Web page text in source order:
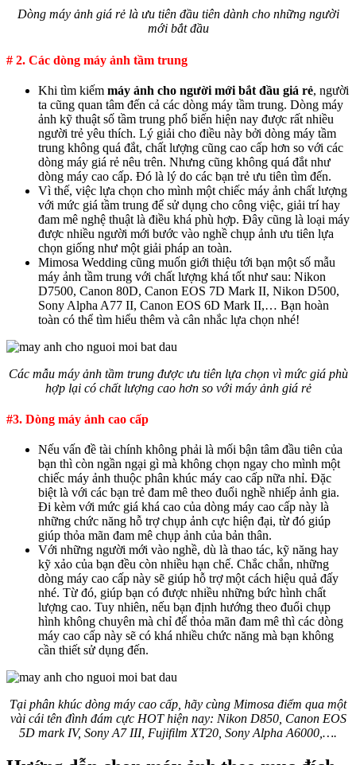
Dòng máy ảnh giá rẻ là ưu tiên đầu tiên dành cho những người
mới bắt đầu
# 2. Các dòng máy ảnh tầm trung
Khi tìm kiếm máy ảnh cho người mới bắt đầu giá rẻ, người
ta cũng quan tâm đến cả các dòng máy tầm trung. Dòng máy
ảnh kỹ thuật số tầm trung phổ biến hiện nay được rất nhiều
người trẻ yêu thích. Lý giải cho điều này bởi dòng máy tầm
trung không quá đắt, chất lượng cũng cao cấp hơn so với các
dòng máy giá rẻ nêu trên. Nhưng cũng không quá đắt như
dòng máy cao cấp. Đó là lý do các bạn trẻ ưu tiên tìm đến.
Vì thế, việc lựa chọn cho mình một chiếc máy ảnh chất lượng
với mức giá tầm trung để sử dụng cho công việc, giải trí hay
đam mê nghệ thuật là điều khá phù hợp. Đây cũng là loại máy
được nhiều người mới bước vào nghề chụp ảnh ưu tiên lựa
chọn giống như một giải pháp an toàn.
Mimosa Wedding cũng muốn giới thiệu tới bạn một số mẫu
máy ảnh tầm trung với chất lượng khá tốt như sau: Nikon
D7500, Canon 80D, Canon EOS 7D Mark II, Nikon D500,
Sony Alpha A77 II, Canon EOS 6D Mark II,… Bạn hoàn
toàn có thể tìm hiểu thêm và cân nhắc lựa chọn nhé!
Các mẫu máy ảnh tầm trung được ưu tiên lựa chọn vì mức giá phù
hợp lại có chất lượng cao hơn so với máy ảnh giá rẻ
#3. Dòng máy ảnh cao cấp
Nếu vấn đề tài chính không phải là mối bận tâm đầu tiên của
bạn thì còn ngần ngại gì mà không chọn ngay cho mình một
chiếc máy ảnh thuộc phân khúc máy cao cấp nữa nhỉ. Đặc
biệt là với các bạn trẻ đam mê theo đuổi nghề nhiếp ảnh gia.
Đi kèm với mức giá khá cao của dòng máy cao cấp này là
những chức năng hỗ trợ chụp ảnh cực hiện đại, từ đó giúp
giúp thỏa mãn đam mê chụp ảnh của bản thân.
Với những người mới vào nghề, dù là thao tác, kỹ năng hay
kỹ xảo của bạn đều còn nhiều hạn chế. Chắc chắn, những
dòng máy cao cấp này sẽ giúp hỗ trợ một cách hiệu quả đấy
nhé. Từ đó, giúp bạn có được nhiều những bức hình chất
lượng cao. Tuy nhiên, nếu bạn định hướng theo đuổi chụp
hình không chuyên mà chỉ để thỏa mãn đam mê thì các dòng
máy cao cấp này sẽ có khá nhiều chức năng mà bạn không
cần thiết sử dụng đến.
Tại phân khúc dòng máy cao cấp, hãy cùng Mimosa điểm qua một
vài cái tên đình đám cực HOT hiện nay: Nikon D850, Canon EOS
5D mark IV, Sony A7 III, Fujifilm XT20, Sony Alpha A6000,….